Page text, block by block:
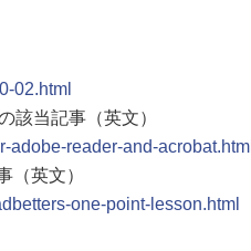
02.html
該当記事（英文）
adobe-reader-and-acrobat.html
（英文）
one-point-lesson.html